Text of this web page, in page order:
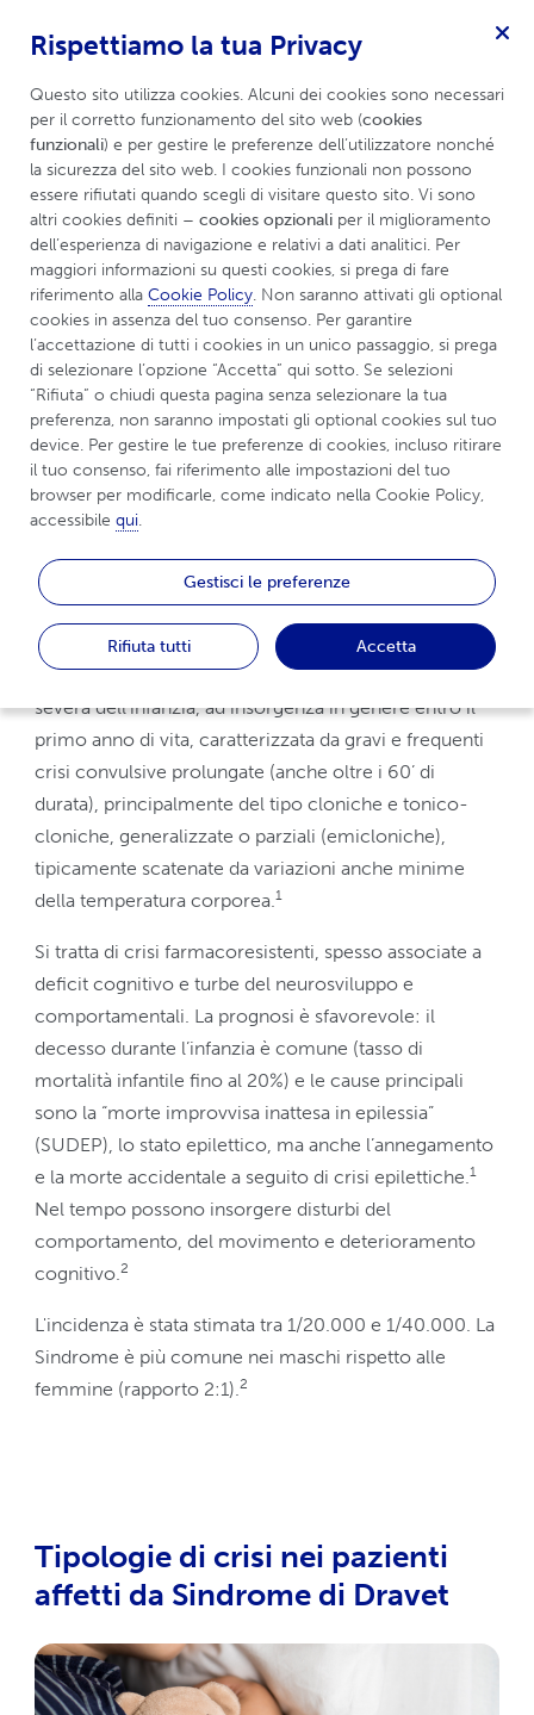
Epilessia
Menu
Sindrome di Dravet
La sindrome di Dravet (DS) è una encefalopatia
epilettica rara, già nota come epilessia mioclonica
severa dell'infanzia, ad insorgenza in genere entro il
primo anno di vita, caratterizzata da gravi e frequenti
crisi convulsive prolungate (anche oltre i 60’ di
durata), principalmente del tipo cloniche e tonico-
cloniche, generalizzate o parziali (emicloniche),
tipicamente scatenate da variazioni anche minime
della temperatura corporea.1
Si tratta di crisi farmacoresistenti, spesso associate a
deficit cognitivo e turbe del neurosviluppo e
comportamentali. La prognosi è sfavorevole: il
decesso durante l’infanzia è comune (tasso di
mortalità infantile fino al 20%) e le cause principali
sono la “morte improvvisa inattesa in epilessia”
(SUDEP), lo stato epilettico, ma anche l’annegamento
e la morte accidentale a seguito di crisi epilettiche.1
Nel tempo possono insorgere disturbi del
comportamento, del movimento e deterioramento
cognitivo.2
L'incidenza è stata stimata tra 1/20.000 e 1/40.000. La
Sindrome è più comune nei maschi rispetto alle
femmine (rapporto 2:1).2
Tipologie di crisi nei pazienti
affetti da Sindrome di Dravet
Rispettiamo la tua Privacy
Questo sito utilizza cookies. Alcuni dei cookies sono necessari
per il corretto funzionamento del sito web (cookies
funzionali) e per gestire le preferenze dell’utilizzatore nonché
la sicurezza del sito web. I cookies funzionali non possono
essere rifiutati quando scegli di visitare questo sito. Vi sono
altri cookies definiti – cookies opzionali per il miglioramento
dell’esperienza di navigazione e relativi a dati analitici. Per
maggiori informazioni su questi cookies, si prega di fare
riferimento alla Cookie Policy. Non saranno attivati gli optional
cookies in assenza del tuo consenso. Per garantire
l’accettazione di tutti i cookies in un unico passaggio, si prega
di selezionare l’opzione “Accetta” qui sotto. Se selezioni
“Rifiuta” o chiudi questa pagina senza selezionare la tua
preferenza, non saranno impostati gli optional cookies sul tuo
device. Per gestire le tue preferenze di cookies, incluso ritirare
il tuo consenso, fai riferimento alle impostazioni del tuo
browser per modificarle, come indicato nella Cookie Policy,
accessibile qui.
Rifiuta tutti
Gestisci le preferenze
Accetta